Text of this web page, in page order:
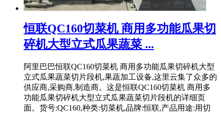
恒联QC160切菜机 商用多功能瓜果切
碎机大型立式瓜果蔬菜 ...
阿里巴巴恒联QC160切菜机 商用多功能瓜果切碎机大型
立式瓜果蔬菜切片段机,果蔬加工设备,这里云集了众多的
供应商,采购商,制造商。这是恒联QC160切菜机 商用多
功能瓜果切碎机大型立式瓜果蔬菜切片段机的详细页
面。货号:QC160,种类:切菜机,品牌:恒联,产品用途:用切